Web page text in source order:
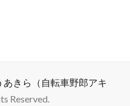
あきら（自転車野郎アキ
Reserved.